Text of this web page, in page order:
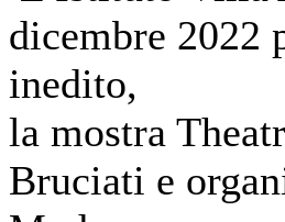
dicembre 2022
inedito,
la mostra
Bruciati e